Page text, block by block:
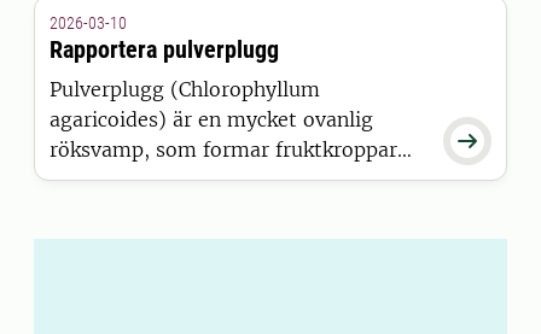
bombmurklans växtplatser.

2026-03-10
Rapportera pulverplugg
Pulverplugg (Chlorophyllum
agaricoides) är en mycket ovanlig
röksvamp, som formar fruktkroppar
med en inre spormassa som blir torr